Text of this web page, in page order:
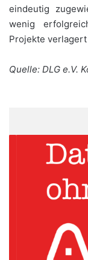
eindeutig
wenig
Projekte
Quelle: DLG e.V.